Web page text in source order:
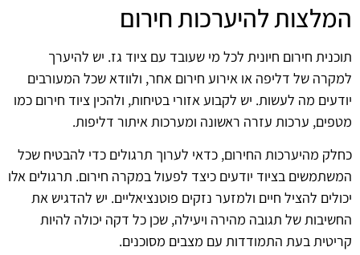
המלצות להיערכות חירום
תוכנית חירום חיונית לכל מי שעובד עם ציוד גז. יש להיערך
למקרה של דליפה או אירוע חירום אחר, ולוודא שכל המעורבים
יודעים מה לעשות. יש לקבוע אזורי בטיחות, ולהכין ציוד חירום כמו
מטפים, ערכות עזרה ראשונה ומערכות איתור דליפות.
כחלק מהיערכות החירום, כדאי לערוך תרגולים כדי להבטיח שכל
המשתמשים בציוד יודעים כיצד לפעול במקרה חירום. תרגולים אלו
יכולים להציל חיים ולמזער נזקים פוטנציאליים. יש להדגיש את
החשיבות של תגובה מהירה ויעילה, שכן כל דקה יכולה להיות
קריטית בעת התמודדות עם מצבים מסוכנים.